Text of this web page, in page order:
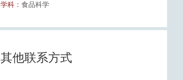
学科： 食品科学
其他联系方式